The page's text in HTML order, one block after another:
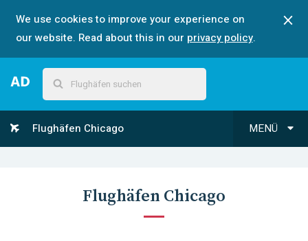
We use cookies to improve your experience on
our website. Read about this in our privacy policy.
MENÜ
Flughäfen Chicago
Flughäfen Chicago